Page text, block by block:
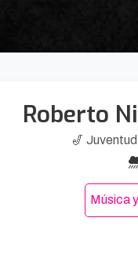
Roberto
🎷
Música